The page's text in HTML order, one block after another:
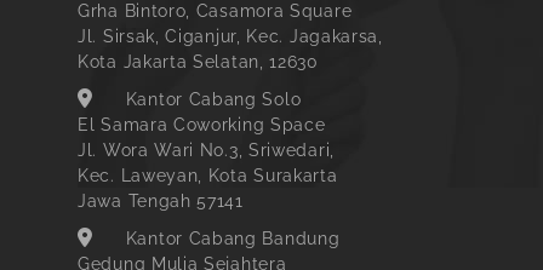
Grha Bintoro, Casamora Square
Jl. Sirsak, Ciganjur, Kec. Jagakarsa,
Kota Jakarta Selatan, 12630
Kantor Cabang Solo
El Samara Coworking Space
Jl. Wora Wari No.3, Sriwedari,
Kec. Laweyan, Kota Surakarta
Jawa Tengah 57141
Kantor Cabang Bandung
Gedung Mulia Sejahtera